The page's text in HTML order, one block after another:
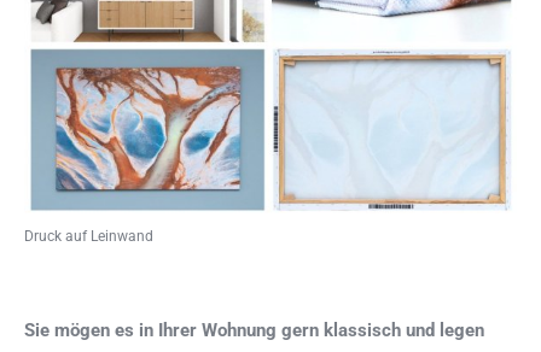
Druck auf Leinwand
Sie mögen es in Ihrer Wohnung gern klassisch und legen